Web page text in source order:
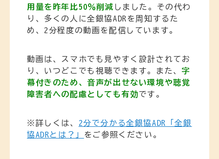
用量を昨年比50％削減 しました。その代わ
り、多くの人に全銀協ADRを周知するた
め、2分程度の動画を配信しています。
動画は、スマホでも見やすく設計されてお
り、いつどこでも視聴できます。また、 字
幕付きのため、音声が出せない環境や聴覚
障害者への配慮としても有効です。
※詳しくは、 2分で分かる全銀協ADR「全銀
協ADRとは？」 をご参照ください。